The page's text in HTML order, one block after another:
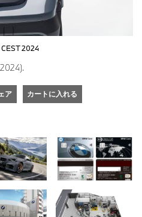
2024
ア カートに入れる